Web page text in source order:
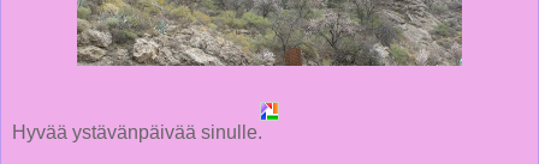
Hyvää ystävänpäivää sinulle.